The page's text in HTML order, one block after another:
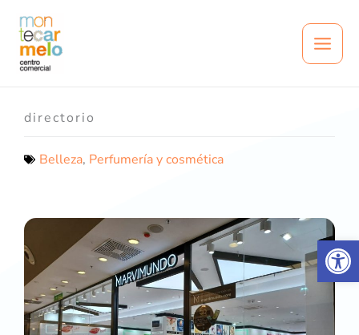
Abrir
contenido
directorio
Belleza, Perfumería y cosmética